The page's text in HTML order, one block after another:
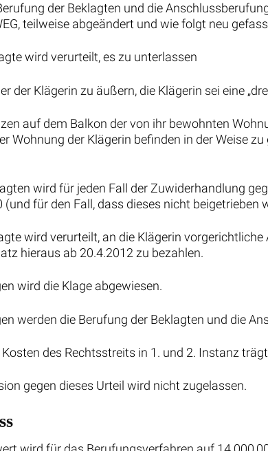
der Beklagten und die
teilweise abgeändert und wie folgt neu
wird verurteilt, es zu unterlassen
der Klägerin zu äußern, die Klägerin sei eine
auf dem Balkon der von ihr bewohnten
Wohnung der Klägerin befinden in der Weise
wird für jeden Fall der Zuwiderhandlung
(und für den Fall, dass dieses nicht
wird verurteilt, an die Klägerin
hieraus ab 20.4.2012 zu bezahlen.
wird die Klage abgewiesen.
werden die Berufung der Beklagten und die
Kosten des Rechtsstreits in 1. und 2. Instanz
gegen dieses Urteil wird nicht zugelassen.